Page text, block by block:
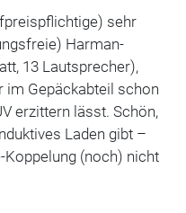
sehr
Harman-
13 Lautsprecher),
im Gepäckabteil schon
erzittern lässt. Schön,
Laden gibt –
Koppelung (noch) nicht